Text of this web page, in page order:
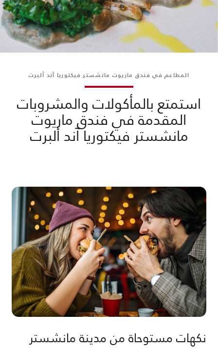
المطاعم في فندق ماريوت مانشستر فيكتوريا آند ألبرت
استمتع بالمأكولات والمشروبات
المقدمة في فندق ماريوت
مانشستر فيكتوريا آند ألبرت
نكهات مستوحاة من مدينة مانشستر